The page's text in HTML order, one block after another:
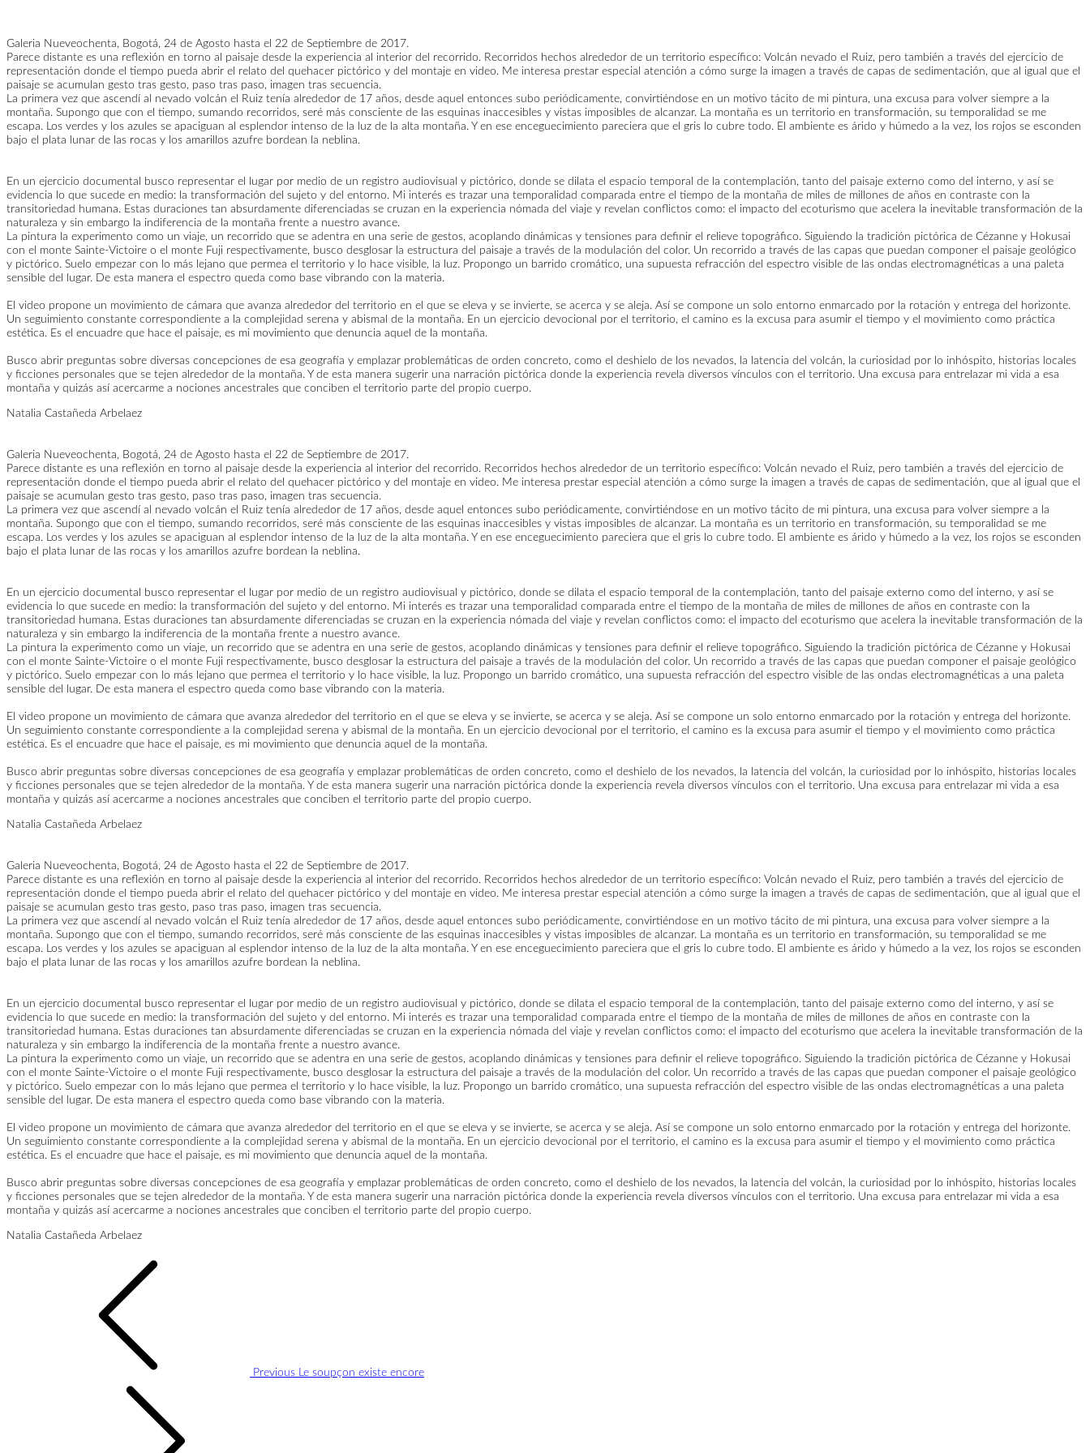
Galeria Nueveochenta, Bogotá, 24 de Agosto hasta el 22 de Septiembre de 2017.
Parece distante es una reflexión en torno al paisaje desde la experiencia al interior del recorrido. Recorridos hechos alrededor de un territorio específico: Volcán nevado el Ruiz, pero también a través del ejercicio de
representación donde el tiempo pueda abrir el relato del quehacer pictórico y del montaje en video. Me interesa prestar especial atención a cómo surge la imagen a través de capas de sedimentación, que al igual que el
paisaje se acumulan gesto tras gesto, paso tras paso, imagen tras secuencia.
La primera vez que ascendí al nevado volcán el Ruiz tenía alrededor de 17 años, desde aquel entonces subo periódicamente, convirtiéndose en un motivo tácito de mi pintura, una excusa para volver siempre a la
montaña. Supongo que con el tiempo, sumando recorridos, seré más consciente de las esquinas inaccesibles y vistas imposibles de alcanzar. La montaña es un territorio en transformación, su temporalidad se me
escapa. Los verdes y los azules se apaciguan al esplendor intenso de la luz de la alta montaña. Y en ese enceguecimiento pareciera que el gris lo cubre todo. El ambiente es árido y húmedo a la vez, los rojos se esconden
bajo el plata lunar de las rocas y los amarillos azufre bordean la neblina.
En un ejercicio documental busco representar el lugar por medio de un registro audiovisual y pictórico, donde se dilata el espacio temporal de la contemplación, tanto del paisaje externo como del interno, y así se
evidencia lo que sucede en medio: la transformación del sujeto y del entorno. Mi interés es trazar una temporalidad comparada entre el tiempo de la montaña de miles de millones de años en contraste con la
transitoriedad humana. Estas duraciones tan absurdamente diferenciadas se cruzan en la experiencia nómada del viaje y revelan conflictos como: el impacto del ecoturismo que acelera la inevitable transformación de la
naturaleza y sin embargo la indiferencia de la montaña frente a nuestro avance.
La pintura la experimento como un viaje, un recorrido que se adentra en una serie de gestos, acoplando dinámicas y tensiones para definir el relieve topográfico. Siguiendo la tradición pictórica de Cézanne y Hokusai
con el monte Sainte-Victoire o el monte Fuji respectivamente, busco desglosar la estructura del paisaje a través de la modulación del color. Un recorrido a través de las capas que puedan componer el paisaje geológico
y pictórico. Suelo empezar con lo más lejano que permea el territorio y lo hace visible, la luz. Propongo un barrido cromático, una supuesta refracción del espectro visible de las ondas electromagnéticas a una paleta
sensible del lugar. De esta manera el espectro queda como base vibrando con la materia.
El video propone un movimiento de cámara que avanza alrededor del territorio en el que se eleva y se invierte, se acerca y se aleja. Así se compone un solo entorno enmarcado por la rotación y entrega del horizonte.
Un seguimiento constante correspondiente a la complejidad serena y abismal de la montaña. En un ejercicio devocional por el territorio, el camino es la excusa para asumir el tiempo y el movimiento como práctica
estética. Es el encuadre que hace el paisaje, es mi movimiento que denuncia aquel de la montaña.
Busco abrir preguntas sobre diversas concepciones de esa geografía y emplazar problemáticas de orden concreto, como el deshielo de los nevados, la latencia del volcán, la curiosidad por lo inhóspito, historias locales
y ficciones personales que se tejen alrededor de la montaña. Y de esta manera sugerir una narración pictórica donde la experiencia revela diversos vínculos con el territorio. Una excusa para entrelazar mi vida a esa
montaña y quizás así acercarme a nociones ancestrales que conciben el territorio parte del propio cuerpo.
Natalia Castañeda Arbelaez
Galeria Nueveochenta, Bogotá, 24 de Agosto hasta el 22 de Septiembre de 2017.
Parece distante es una reflexión en torno al paisaje desde la experiencia al interior del recorrido. Recorridos hechos alrededor de un territorio específico: Volcán nevado el Ruiz, pero también a través del ejercicio de
representación donde el tiempo pueda abrir el relato del quehacer pictórico y del montaje en video. Me interesa prestar especial atención a cómo surge la imagen a través de capas de sedimentación, que al igual que el
paisaje se acumulan gesto tras gesto, paso tras paso, imagen tras secuencia.
La primera vez que ascendí al nevado volcán el Ruiz tenía alrededor de 17 años, desde aquel entonces subo periódicamente, convirtiéndose en un motivo tácito de mi pintura, una excusa para volver siempre a la
montaña. Supongo que con el tiempo, sumando recorridos, seré más consciente de las esquinas inaccesibles y vistas imposibles de alcanzar. La montaña es un territorio en transformación, su temporalidad se me
escapa. Los verdes y los azules se apaciguan al esplendor intenso de la luz de la alta montaña. Y en ese enceguecimiento pareciera que el gris lo cubre todo. El ambiente es árido y húmedo a la vez, los rojos se esconden
bajo el plata lunar de las rocas y los amarillos azufre bordean la neblina.
En un ejercicio documental busco representar el lugar por medio de un registro audiovisual y pictórico, donde se dilata el espacio temporal de la contemplación, tanto del paisaje externo como del interno, y así se
evidencia lo que sucede en medio: la transformación del sujeto y del entorno. Mi interés es trazar una temporalidad comparada entre el tiempo de la montaña de miles de millones de años en contraste con la
transitoriedad humana. Estas duraciones tan absurdamente diferenciadas se cruzan en la experiencia nómada del viaje y revelan conflictos como: el impacto del ecoturismo que acelera la inevitable transformación de la
naturaleza y sin embargo la indiferencia de la montaña frente a nuestro avance.
La pintura la experimento como un viaje, un recorrido que se adentra en una serie de gestos, acoplando dinámicas y tensiones para definir el relieve topográfico. Siguiendo la tradición pictórica de Cézanne y Hokusai
con el monte Sainte-Victoire o el monte Fuji respectivamente, busco desglosar la estructura del paisaje a través de la modulación del color. Un recorrido a través de las capas que puedan componer el paisaje geológico
y pictórico. Suelo empezar con lo más lejano que permea el territorio y lo hace visible, la luz. Propongo un barrido cromático, una supuesta refracción del espectro visible de las ondas electromagnéticas a una paleta
sensible del lugar. De esta manera el espectro queda como base vibrando con la materia.
El video propone un movimiento de cámara que avanza alrededor del territorio en el que se eleva y se invierte, se acerca y se aleja. Así se compone un solo entorno enmarcado por la rotación y entrega del horizonte.
Un seguimiento constante correspondiente a la complejidad serena y abismal de la montaña. En un ejercicio devocional por el territorio, el camino es la excusa para asumir el tiempo y el movimiento como práctica
estética. Es el encuadre que hace el paisaje, es mi movimiento que denuncia aquel de la montaña.
Busco abrir preguntas sobre diversas concepciones de esa geografía y emplazar problemáticas de orden concreto, como el deshielo de los nevados, la latencia del volcán, la curiosidad por lo inhóspito, historias locales
y ficciones personales que se tejen alrededor de la montaña. Y de esta manera sugerir una narración pictórica donde la experiencia revela diversos vínculos con el territorio. Una excusa para entrelazar mi vida a esa
montaña y quizás así acercarme a nociones ancestrales que conciben el territorio parte del propio cuerpo.
Natalia Castañeda Arbelaez
Galeria Nueveochenta, Bogotá, 24 de Agosto hasta el 22 de Septiembre de 2017.
Parece distante es una reflexión en torno al paisaje desde la experiencia al interior del recorrido. Recorridos hechos alrededor de un territorio específico: Volcán nevado el Ruiz, pero también a través del ejercicio de
representación donde el tiempo pueda abrir el relato del quehacer pictórico y del montaje en video. Me interesa prestar especial atención a cómo surge la imagen a través de capas de sedimentación, que al igual que el
paisaje se acumulan gesto tras gesto, paso tras paso, imagen tras secuencia.
La primera vez que ascendí al nevado volcán el Ruiz tenía alrededor de 17 años, desde aquel entonces subo periódicamente, convirtiéndose en un motivo tácito de mi pintura, una excusa para volver siempre a la
montaña. Supongo que con el tiempo, sumando recorridos, seré más consciente de las esquinas inaccesibles y vistas imposibles de alcanzar. La montaña es un territorio en transformación, su temporalidad se me
escapa. Los verdes y los azules se apaciguan al esplendor intenso de la luz de la alta montaña. Y en ese enceguecimiento pareciera que el gris lo cubre todo. El ambiente es árido y húmedo a la vez, los rojos se esconden
bajo el plata lunar de las rocas y los amarillos azufre bordean la neblina.
En un ejercicio documental busco representar el lugar por medio de un registro audiovisual y pictórico, donde se dilata el espacio temporal de la contemplación, tanto del paisaje externo como del interno, y así se
evidencia lo que sucede en medio: la transformación del sujeto y del entorno. Mi interés es trazar una temporalidad comparada entre el tiempo de la montaña de miles de millones de años en contraste con la
transitoriedad humana. Estas duraciones tan absurdamente diferenciadas se cruzan en la experiencia nómada del viaje y revelan conflictos como: el impacto del ecoturismo que acelera la inevitable transformación de la
naturaleza y sin embargo la indiferencia de la montaña frente a nuestro avance.
La pintura la experimento como un viaje, un recorrido que se adentra en una serie de gestos, acoplando dinámicas y tensiones para definir el relieve topográfico. Siguiendo la tradición pictórica de Cézanne y Hokusai
con el monte Sainte-Victoire o el monte Fuji respectivamente, busco desglosar la estructura del paisaje a través de la modulación del color. Un recorrido a través de las capas que puedan componer el paisaje geológico
y pictórico. Suelo empezar con lo más lejano que permea el territorio y lo hace visible, la luz. Propongo un barrido cromático, una supuesta refracción del espectro visible de las ondas electromagnéticas a una paleta
sensible del lugar. De esta manera el espectro queda como base vibrando con la materia.
El video propone un movimiento de cámara que avanza alrededor del territorio en el que se eleva y se invierte, se acerca y se aleja. Así se compone un solo entorno enmarcado por la rotación y entrega del horizonte.
Un seguimiento constante correspondiente a la complejidad serena y abismal de la montaña. En un ejercicio devocional por el territorio, el camino es la excusa para asumir el tiempo y el movimiento como práctica
estética. Es el encuadre que hace el paisaje, es mi movimiento que denuncia aquel de la montaña.
Busco abrir preguntas sobre diversas concepciones de esa geografía y emplazar problemáticas de orden concreto, como el deshielo de los nevados, la latencia del volcán, la curiosidad por lo inhóspito, historias locales
y ficciones personales que se tejen alrededor de la montaña. Y de esta manera sugerir una narración pictórica donde la experiencia revela diversos vínculos con el territorio. Una excusa para entrelazar mi vida a esa
montaña y quizás así acercarme a nociones ancestrales que conciben el territorio parte del propio cuerpo.
Natalia Castañeda Arbelaez
navigation
Previous Le soupçon existe encore